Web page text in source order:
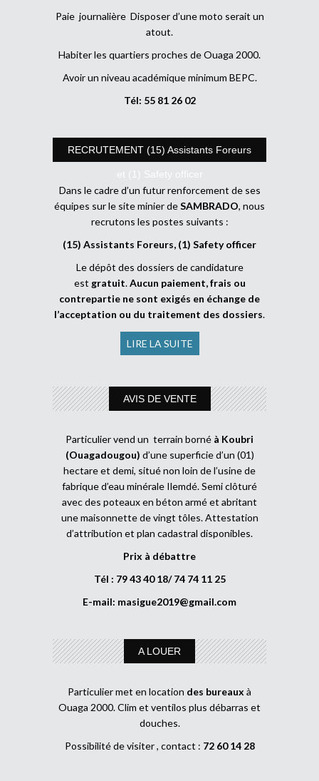
Paie journalière Disposer d’une moto serait un
atout.
Habiter les quartiers proches de Ouaga 2000.
Avoir un niveau académique minimum BEPC.
Tél: 55 81 26 02
RECRUTEMENT (15) Assistants Foreurs
et (1) Safety officer
Dans le cadre d’un futur renforcement de ses
équipes sur le site minier deSAMBRADO, nous
recrutons les postes suivants :
(15) Assistants Foreurs, (1) Safety officer
Le dépôt des dossiers de candidature
est gratuit.Aucun paiement, frais ou
contrepartie ne sont exigés en échange de
l’acceptation ou du traitement des dossiers.
LIRE LA SUITE
AVIS DE VENTE
Particulier vend un terrain borné à Koubri
(Ouagadougou) d’une superficie d’un (01)
hectare et demi, situé non loin de l’usine de
fabrique d’eau minérale Ilemdé. Semi clôturé
avec des poteaux en béton armé et abritant
une maisonnette de vingt tôles. Attestation
d’attribution et plan cadastral disponibles.
Prix à débattre
Tél : 79 43 40 18/ 74 74 11 25
E-mail: masigue2019@gmail.com
A LOUER
Particulier met en location des bureaux à
Ouaga 2000. Clim et ventilos plus débarras et
douches.
Possibilité de visiter , contact : 72 60 14 28